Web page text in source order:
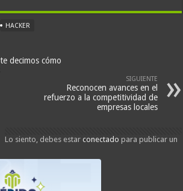
HACKER
decimos cómo
SIGUIENTE
Reconocen avances en el
refuerzo a la competitividad de
empresas locales
Lo siento, debes estarconectado para publicar un